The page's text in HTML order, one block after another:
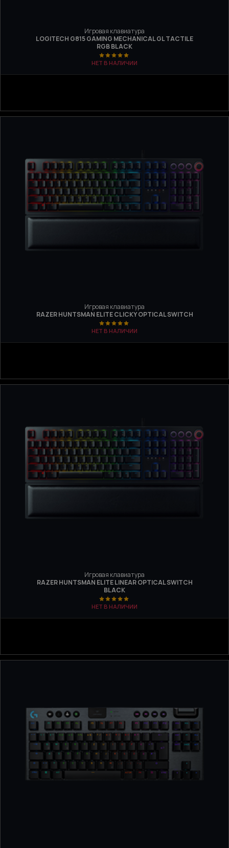
Игровая клавиатура
LOGITECH G815 GAMING MECHANICAL GL TACTILE
RGB BLACK
НЕТ В НАЛИЧИИ
Игровая клавиатура
RAZER HUNTSMAN ELITE CLICKY OPTICAL SWITCH
НЕТ В НАЛИЧИИ
Игровая клавиатура
RAZER HUNTSMAN ELITE LINEAR OPTICAL SWITCH
BLACK
НЕТ В НАЛИЧИИ